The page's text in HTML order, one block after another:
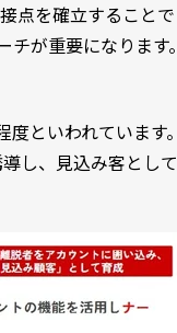
点を確立することで
が重要になります。
といわれています。
し、見込み客として